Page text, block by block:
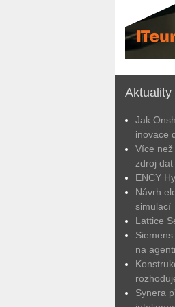
Aktuality
Jak
inovace
Více
zdroj dat
ENCY
Návrh
simulací
Lattice
na
Synera